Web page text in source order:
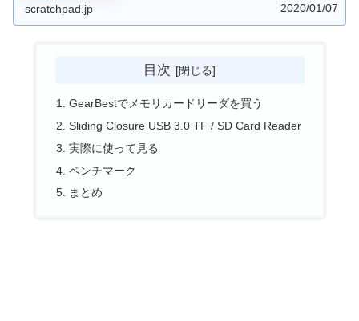
scratchpad.jp 2020/01/07
目次
GearBestでメモリカードリーダを買う
Sliding Closure USB 3.0 TF / SD Card Reader
実際に使って見る
ベンチマーク
まとめ